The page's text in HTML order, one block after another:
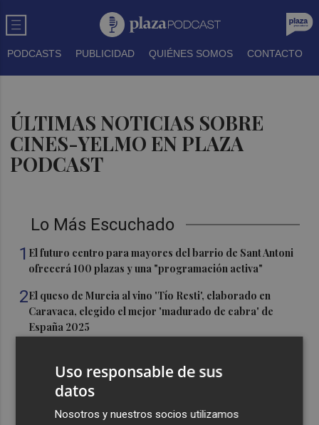
PODCASTS PUBLICIDAD QUIÉNES SOMOS CONTACTO
ÚLTIMAS NOTICIAS SOBRE
CINES-YELMO EN PLAZA
PODCAST
Lo Más Escuchado
1 El futuro centro para mayores del barrio de Sant Antoni
ofrecerá 100 plazas y una "programación activa"
2El queso de Murcia al vino 'Tío Resti', elaborado en
Caravaca, elegido el mejor 'madurado de cabra' de
España 2025
su lema 'No juzgamos'
El Consorcio movilizará 182 bomberos el día del eclipse
y recomienda evitar zonas forestales
Uso responsable de sus
datos
Nosotros y nuestros socios utilizamos